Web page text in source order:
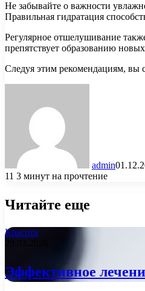
Не забывайте о важности
Правильная гидратация
Регулярное отшелушивание
препятствует образованию
Следуя этим рекомендациям, вы
admin
11 3 минут на прочтение
Читайте еще
Красота
Эффективное